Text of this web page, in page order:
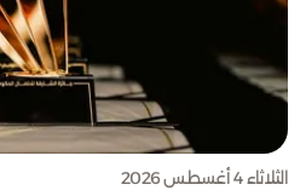
الثلاثاء 4 أغسطس 2026